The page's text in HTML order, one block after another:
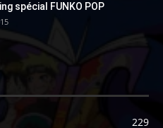
spécial FUNKO POP
229